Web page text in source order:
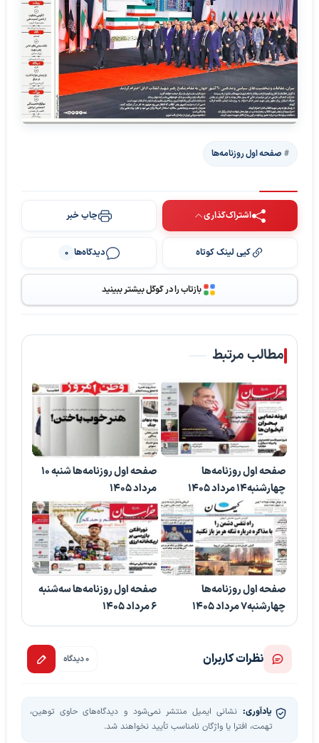
صفحه اول روزنامه‌ها
اشتراک‌گذاری چاپ خبر
کپی لینک کوتاه دیدگاه‌ها 0
بازتاب را در گوگل بیشتر ببینید
مطالب مرتبط
صفحه اول روزنامه‌ها
چهارشنبه14 مرداد 1405
صفحه اول روزنامه‌ها شنبه 10
مرداد 1405
صفحه اول روزنامه‌ها
چهارشنبه7 مرداد 1405
صفحه اول روزنامه‌ها سه‌شنبه
6 مرداد 1405
نظرات کاربران 0 دیدگاه
یادآوری: نشانی ایمیل منتشر نمی‌شود و دیدگاه‌های حاوی توهین،
تهمت، افترا یا واژگان نامناسب تأیید نخواهند شد.